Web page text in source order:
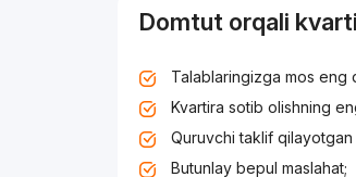
Domtut orqali
Talablaringizga mos eng
Kvartira sotib olishning
Quruvchi taklif
Butunlay bepul maslahat;